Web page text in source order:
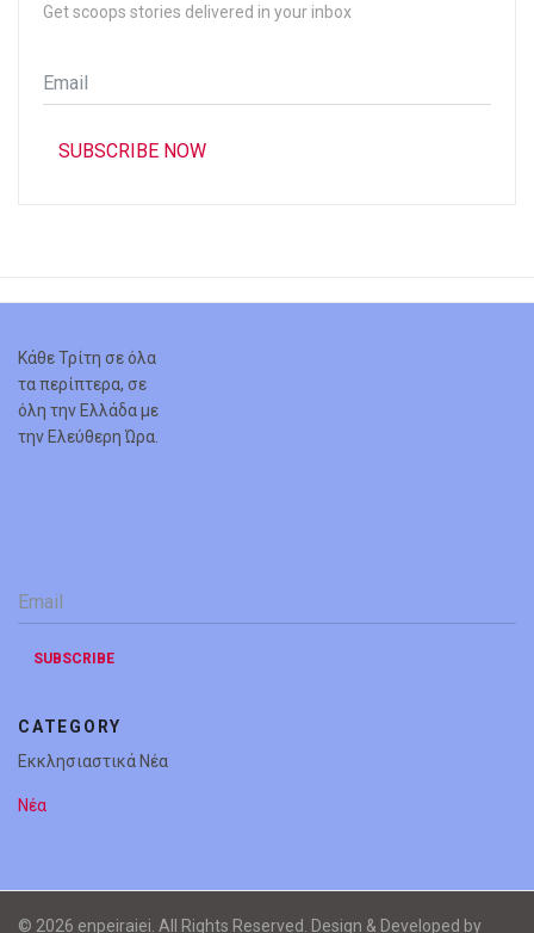
Get scoops stories delivered in your inbox
Email
*
SUBSCRIBE NOW
Κάθε Τρίτη σε όλα
τα περίπτερα, σε
όλη την Ελλάδα με
την Ελεύθερη Ώρα.
Email
*
SUBSCRIBE
CATEGORY
Εκκλησιαστικά Νέα
Νέα
© 2026 enpeiraiei. All Rights Reserved. Design & Developed by